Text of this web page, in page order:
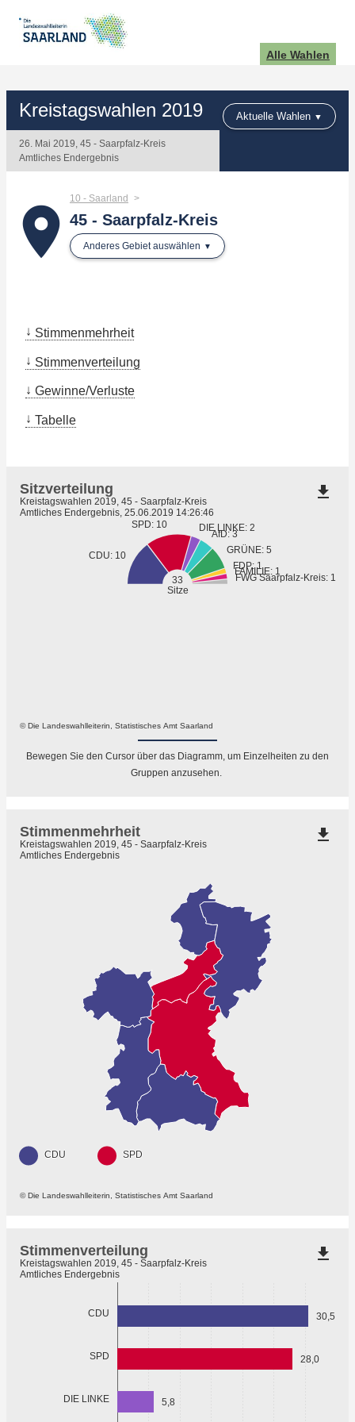
Alle Wahlen
Kreistagswahlen 2019
26. Mai 2019, 45 - Saarpfalz-Kreis
Amtliches Endergebnis
Aktuelle Wahlen
place
10 - Saarland
45 - Saarpfalz-Kreis
Anderes Gebiet auswählen
Stimmenmehrheit
Stimmenverteilung
Gewinne/Verluste
Tabelle
33
Sitze
CDU: 10
SPD: 10 DIE LINKE: 2
AfD: 3
GRÜNE: 5
FDP: 1
FAMILIE: 1
FWG Saarpfalz-Kreis: 1
© Die Landeswahlleiterin, Statistisches Amt Saarland
Sitzverteilung
Kreistagswahlen 2019, 45 - Saarpfalz-Kreis
Amtliches Endergebnis, 25.06.2019 14:26:46
file_download
Bewegen Sie den Cursor über das Diagramm, um Einzelheiten zu den
Gruppen anzusehen.
© Die Landeswahlleiterin, Statistisches Amt Saarland
Stimmenmehrheit
Kreistagswahlen 2019, 45 - Saarpfalz-Kreis
Amtliches Endergebnis
CDU SPD
file_download
CDU
SPD
DIE LINKE
30,5
28,0
5,8
Stimmenverteilung
Kreistagswahlen 2019, 45 - Saarpfalz-Kreis
Amtliches Endergebnis
file_download